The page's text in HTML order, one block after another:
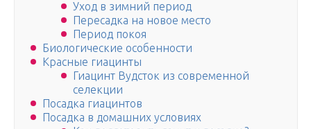
Уход в зимний период
Пересадка на новое место
Период покоя
Биологические особенности
Красные гиацинты
Гиацинт Вудсток из современной
селекции
Посадка гиацинтов
Посадка в домашних условиях